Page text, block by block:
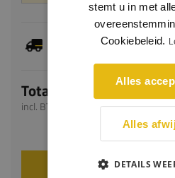
Dit artikel is voorradig,
Totaal
incl. BTW
VOEG TOE AAN
stemt u in met
Cookiebeleid.
Alles
Alles
DETAILS